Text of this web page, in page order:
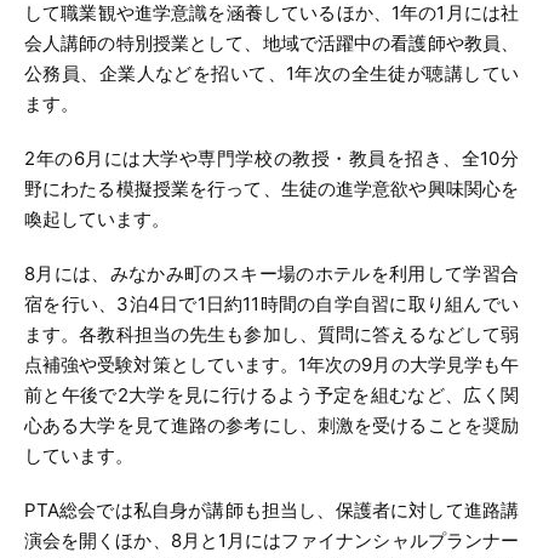
して職業観や進学意識を涵養しているほか、1年の1月には社
会人講師の特別授業として、地域で活躍中の看護師や教員、
公務員、企業人などを招いて、1年次の全生徒が聴講してい
ます。
2年の6月には大学や専門学校の教授・教員を招き、全10分
野にわたる模擬授業を行って、生徒の進学意欲や興味関心を
喚起しています。
8月には、みなかみ町のスキー場のホテルを利用して学習合
宿を行い、3泊4日で1日約11時間の自学自習に取り組んでい
ます。各教科担当の先生も参加し、質問に答えるなどして弱
点補強や受験対策としています。1年次の9月の大学見学も午
前と午後で2大学を見に行けるよう予定を組むなど、広く関
心ある大学を見て進路の参考にし、刺激を受けることを奨励
しています。
PTA総会では私自身が講師も担当し、保護者に対して進路講
演会を開くほか、8月と1月にはファイナンシャルプランナー